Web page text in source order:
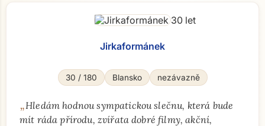
Jirkaformánek
30 / 180 Blansko nezávazně
„Hledám hodnou sympatickou slečnu, která bude
mít ráda přírodu, zvířata dobré filmy, akční,